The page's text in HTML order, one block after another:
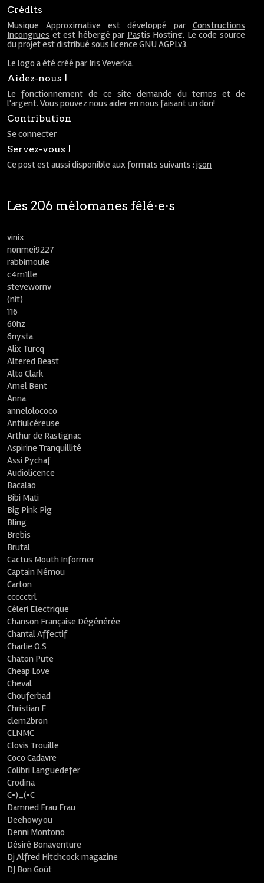
Crédits
Musique Approximative est développé par Constructions
Incongrues et est hébergé par Pastis Hosting. Le code source
du projet estdistribué sous licenceGNU AGPLv3.
Lelogo a été créé par Iris Veverka.
Aidez-nous !
Le fonctionnement de ce site demande du temps et de
l'argent. Vous pouvez nous aider en nous faisant undon!
Contribution
Se connecter
Servez-vous !
Ce post est aussi disponible aux formats suivants :json
Les 206 mélomanes fêlé⋅e⋅s
vinix
nonmei9227
rabbimoule
c4m1lle
stevewornv
(nit)
116
60hz
6nysta
Alix Turcq
Altered Beast
Alto Clark
Amel Bent
Anna
annelolococo
Antiulcéreuse
Arthur de Rastignac
Aspirine Tranquillité
Assi Pychaf
Audiolicence
Bacalao
Bibi Mati
Big Pink Pig
Bling
Brebis
Brutal
Cactus Mouth Informer
Captain Némou
Carton
ccccctrl
Céleri Electrique
Chanson Française Dégénérée
Chantal Affectif
Charlie O.S
Chaton Pute
Cheap Love
Cheval
Chouferbad
Christian F
clem2bron
CLNMC
Clovis Trouille
Coco Cadavre
Colibri Languedefer
Crodina
C•)_(•C
Damned Frau Frau
Deehowyou
Denni Montono
Désiré Bonaventure
Dj Alfred Hitchcock magazine
DJ Bon Goût